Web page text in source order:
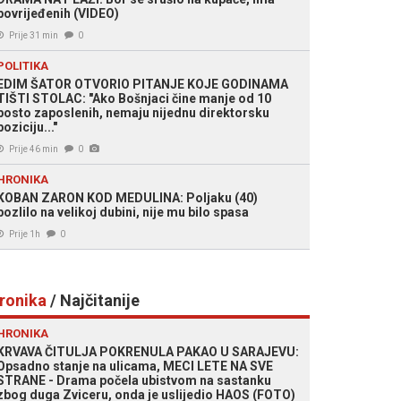
(VIDEO)
Prije 31 min 0
ŠATOR OTVORIO PITANJE KOJE GODINAMA
STOLAC: "Ako Bošnjaci čine manje od 10
zaposlenih, nemaju nijednu direktorsku
Prije 46 min 0
ZARON KOD MEDULINA: Poljaku (40)
na velikoj dubini, nije mu bilo spasa
Prije 1h 0
/ Najčitanije
ČITULJA POKRENULA PAKAO U SARAJEVU:
stanje na ulicama, MECI LETE NA SVE
- Drama počela ubistvom na sastanku
duga Zviceru, onda je uslijedio HAOS (FOTO)